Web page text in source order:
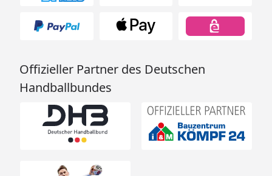
Offizieller Partner des Deutschen
Handballbundes